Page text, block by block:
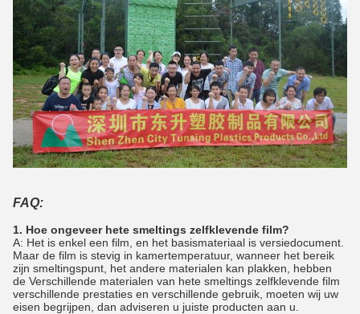
FAQ:
1. Hoe ongeveer hete smeltings zelfklevende film?
A: Het is enkel een film, en het basismateriaal is versiedocument.
Maar de film is stevig in kamertemperatuur, wanneer het bereik
zijn smeltingspunt, het andere materialen kan plakken, hebben
de Verschillende materialen van hete smeltings zelfklevende film
verschillende prestaties en verschillende gebruik, moeten wij uw
eisen begrijpen, dan adviseren u juiste producten aan u.